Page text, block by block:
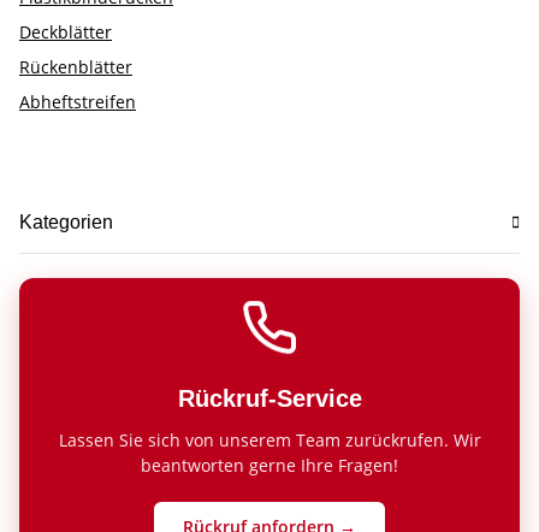
Deckblätter
Rückenblätter
Abheftstreifen
Kategorien
Rückruf-Service
Lassen Sie sich von unserem Team zurückrufen. Wir
beantworten gerne Ihre Fragen!
Rückruf anfordern →